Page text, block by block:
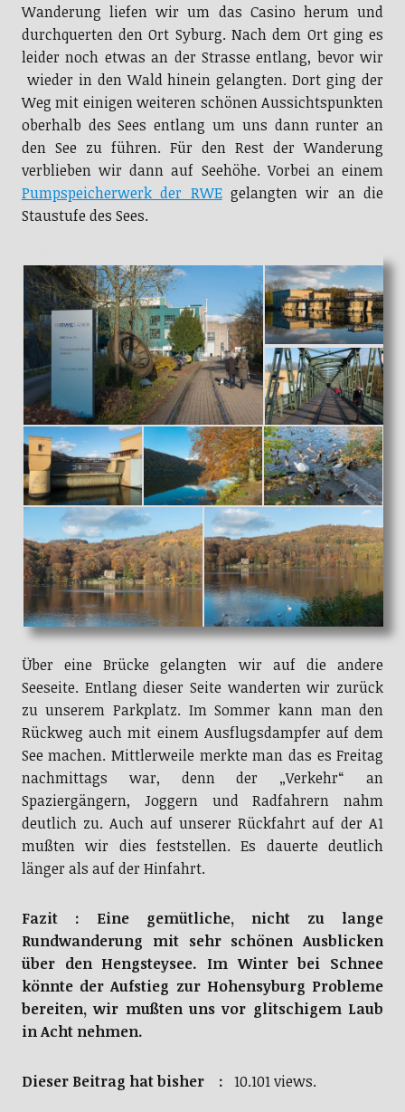
Wanderung liefen wir um das Casino herum und
durchquerten den Ort Syburg. Nach dem Ort ging es
leider noch etwas an der Strasse entlang, bevor wir
wieder in den Wald hinein gelangten. Dort ging der
Weg mit einigen weiteren schönen Aussichtspunkten
oberhalb des Sees entlang um uns dann runter an
den See zu führen. Für den Rest der Wanderung
verblieben wir dann auf Seehöhe. Vorbei an einem
Pumpspeicherwerk der RWEgelangten wir an die
Staustufe des Sees.
Über eine Brücke gelangten wir auf die andere
Seeseite. Entlang dieser Seite wanderten wir zurück
zu unserem Parkplatz. Im Sommer kann man den
Rückweg auch mit einem Ausflugsdampfer auf dem
See machen. Mittlerweile merkte man das es Freitag
nachmittags war, denn der „Verkehr“ an
Spaziergängern, Joggern und Radfahrern nahm
deutlich zu. Auch auf unserer Rückfahrt auf der A1
mußten wir dies feststellen. Es dauerte deutlich
länger als auf der Hinfahrt.
Fazit : Eine gemütliche, nicht zu lange
Rundwanderung mit sehr schönen Ausblicken
über den Hengsteysee. Im Winter bei Schnee
könnte der Aufstieg zur Hohensyburg Probleme
bereiten, wir mußten uns vor glitschigem Laub
in Acht nehmen.
Dieser Beitrag hat bisher : 10.101 views.